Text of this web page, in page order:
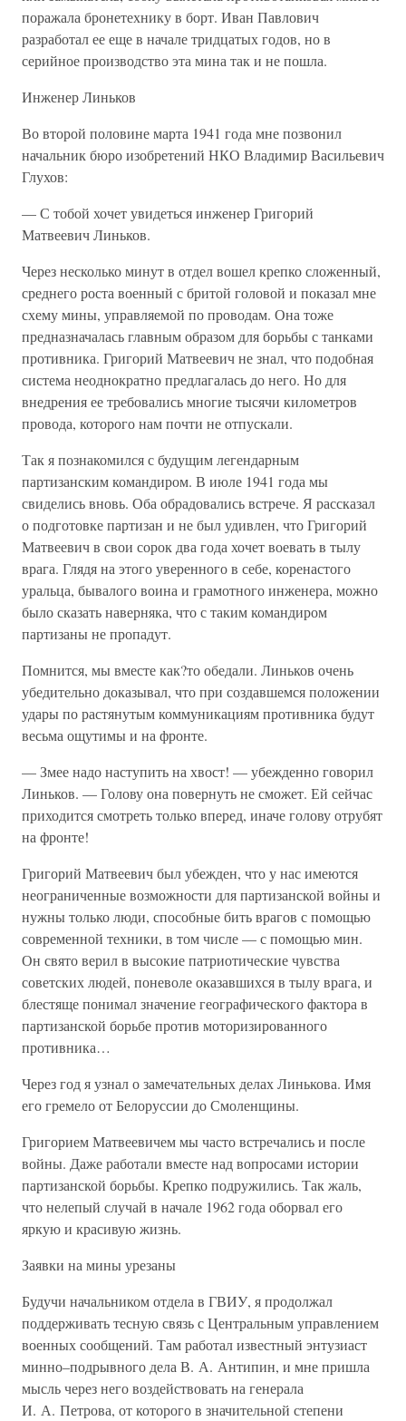
поражала бронетехнику в борт. Иван Павлович
разработал ее еще в начале тридцатых годов, но в
серийное производство эта мина так и не пошла.
Инженер Линьков
Во второй половине марта 1941 года мне позвонил
начальник бюро изобретений НКО Владимир Васильевич
Глухов:
— С тобой хочет увидеться инженер Григорий
Матвеевич Линьков.
Через несколько минут в отдел вошел крепко сложенный,
среднего роста военный с бритой головой и показал мне
схему мины, управляемой по проводам. Она тоже
предназначалась главным образом для борьбы с танками
противника. Григорий Матвеевич не знал, что подобная
система неоднократно предлагалась до него. Но для
внедрения ее требовались многие тысячи километров
провода, которого нам почти не отпускали.
Так я познакомился с будущим легендарным
партизанским командиром. В июле 1941 года мы
свиделись вновь. Оба обрадовались встрече. Я рассказал
о подготовке партизан и не был удивлен, что Григорий
Матвеевич в свои сорок два года хочет воевать в тылу
врага. Глядя на этого уверенного в себе, коренастого
уральца, бывалого воина и грамотного инженера, можно
было сказать наверняка, что с таким командиром
партизаны не пропадут.
Помнится, мы вместе как?то обедали. Линьков очень
убедительно доказывал, что при создавшемся положении
удары по растянутым коммуникациям противника будут
весьма ощутимы и на фронте.
— Змее надо наступить на хвост! — убежденно говорил
Линьков. — Голову она повернуть не сможет. Ей сейчас
приходится смотреть только вперед, иначе голову отрубят
на фронте!
Григорий Матвеевич был убежден, что у нас имеются
неограниченные возможности для партизанской войны и
нужны только люди, способные бить врагов с помощью
современной техники, в том числе — с помощью мин.
Он свято верил в высокие патриотические чувства
советских людей, поневоле оказавшихся в тылу врага, и
блестяще понимал значение географического фактора в
партизанской борьбе против моторизированного
противника…
Через год я узнал о замечательных делах Линькова. Имя
его гремело от Белоруссии до Смоленщины.
Григорием Матвеевичем мы часто встречались и после
войны. Даже работали вместе над вопросами истории
партизанской борьбы. Крепко подружились. Так жаль,
что нелепый случай в начале 1962 года оборвал его
яркую и красивую жизнь.
Заявки на мины урезаны
Будучи начальником отдела в ГВИУ, я продолжал
поддерживать тесную связь с Центральным управлением
военных сообщений. Там работал известный энтузиаст
минно–подрывного дела В. А. Антипин, и мне пришла
мысль через него воздействовать на генерала
И. А. Петрова, от которого в значительной степени